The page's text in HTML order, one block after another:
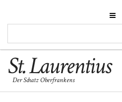
St. Laurentius
Der Schatz Oberfrankens